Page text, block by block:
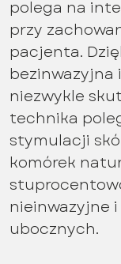
polega na
przy
pacjenta.
bezinwazyjna
niezwykle
technika
stymulacji
komórek
nieinwazyjne
ubocznych.